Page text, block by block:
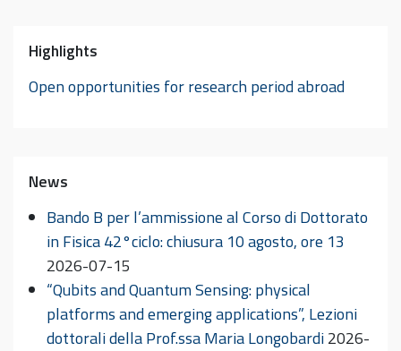
Highlights
Open opportunities for research period abroad
News
Bando B per l’ammissione al Corso di Dottorato
in Fisica 42°ciclo: chiusura 10 agosto, ore 13
2026-07-15
“Qubits and Quantum Sensing: physical
platforms and emerging applications”, Lezioni
dottorali della Prof.ssa Maria Longobardi2026-